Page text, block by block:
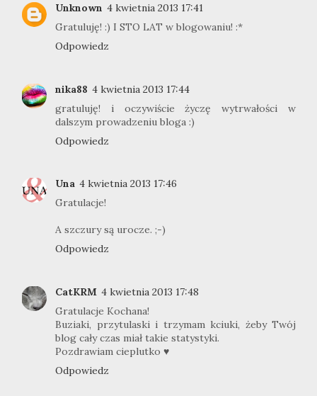
Unknown 4 kwietnia 2013 17:41
Gratuluję! :) I STO LAT w blogowaniu! :*
Odpowiedz
nika88 4 kwietnia 2013 17:44
gratuluję! i oczywiście życzę wytrwałości w
dalszym prowadzeniu bloga :)
Odpowiedz
Una 4 kwietnia 2013 17:46
Gratulacje!
A szczury są urocze. ;-)
Odpowiedz
CatKRM 4 kwietnia 2013 17:48
Gratulacje Kochana!
Buziaki, przytulaski i trzymam kciuki, żeby Twój
blog cały czas miał takie statystyki.
Pozdrawiam cieplutko ♥
Odpowiedz